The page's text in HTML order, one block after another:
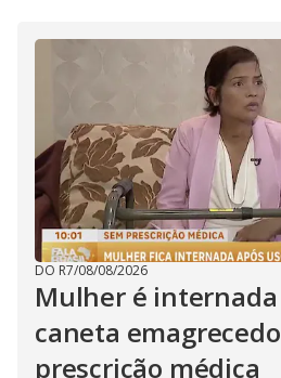
DO R7/08/08/2026
Mulher é
caneta
prescrição médica